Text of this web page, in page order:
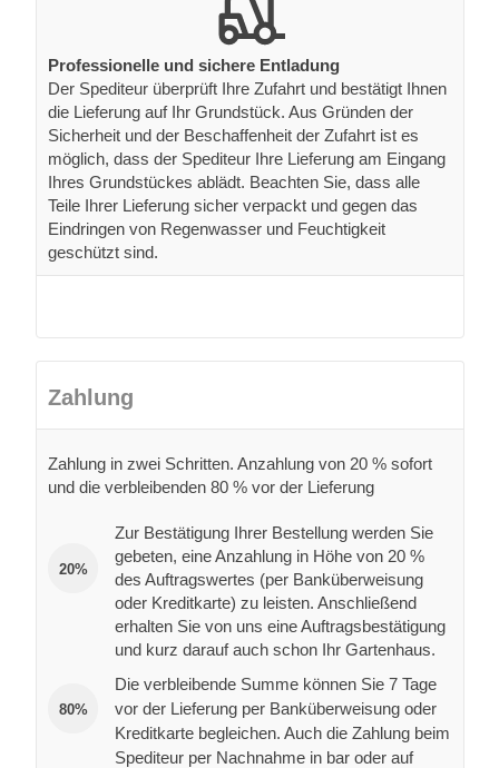
Professionelle und sichere Entladung
Der Spediteur überprüft Ihre Zufahrt und bestätigt Ihnen
die Lieferung auf Ihr Grundstück. Aus Gründen der
Sicherheit und der Beschaffenheit der Zufahrt ist es
möglich, dass der Spediteur Ihre Lieferung am Eingang
Ihres Grundstückes ablädt. Beachten Sie, dass alle
Teile Ihrer Lieferung sicher verpackt und gegen das
Eindringen von Regenwasser und Feuchtigkeit
geschützt sind.
Zahlung
Zahlung in zwei Schritten. Anzahlung von 20 % sofort
und die verbleibenden 80 % vor der Lieferung
20%
Zur Bestätigung Ihrer Bestellung werden Sie
gebeten, eine Anzahlung in Höhe von 20 %
des Auftragswertes (per Banküberweisung
oder Kreditkarte) zu leisten. Anschließend
erhalten Sie von uns eine Auftragsbestätigung
und kurz darauf auch schon Ihr Gartenhaus.
80%
Die verbleibende Summe können Sie 7 Tage
vor der Lieferung per Banküberweisung oder
Kreditkarte begleichen. Auch die Zahlung beim
Spediteur per Nachnahme in bar oder auf